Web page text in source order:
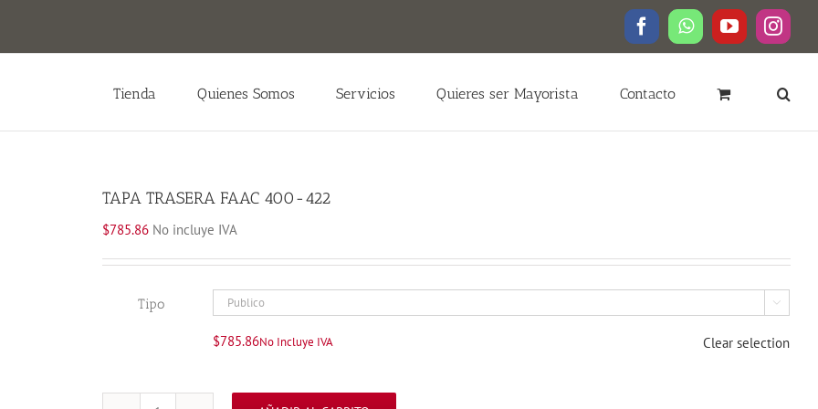
FacebookWhatsAppYouTube
Tienda Quienes Somos Servicios Quieres ser Mayorista Contacto
TAPA TRASERA FAAC 400-422
$785.86 No incluye IVA
Tipo 
$785.86No Incluye IVA Clear selection